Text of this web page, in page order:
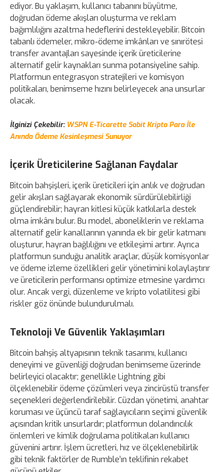
ediyor. Bu yaklaşım, kullanıcı tabanını büyütme,
doğrudan ödeme akışları oluşturma ve reklam
bağımlılığını azaltma hedeflerini destekleyebilir. Bitcoin
tabanlı ödemeler, mikro-ödeme imkânları ve sınırötesi
transfer avantajları sayesinde içerik üreticilerine
alternatif gelir kaynakları sunma potansiyeline sahip.
Platformun entegrasyon stratejileri ve komisyon
politikaları, benimseme hızını belirleyecek ana unsurlar
olacak.
İlginizi Çekebilir: WSPN E-Ticarette Sabit Kripto Para İle
Anında Ödeme Kesinleşmesi Sunuyor
İçerik Üreticilerine Sağlanan Faydalar
Bitcoin bahşişleri, içerik üreticileri için anlık ve doğrudan
gelir akışları sağlayarak ekonomik sürdürülebilirliği
güçlendirebilir; hayran kitlesi küçük katkılarla destek
olma imkânı bulur. Bu model, aboneliklerin ve reklama
alternatif gelir kanallarının yanında ek bir gelir katmanı
oluşturur, hayran bağlılığını ve etkileşimi artırır. Ayrıca
platformun sunduğu analitik araçlar, düşük komisyonlar
ve ödeme izleme özellikleri gelir yönetimini kolaylaştırır
ve üreticilerin performansı optimize etmesine yardımcı
olur. Ancak vergi, düzenleme ve kripto volatilitesi gibi
riskler göz önünde bulundurulmalı.
Teknoloji Ve Güvenlik Yaklaşımları
Bitcoin bahşiş altyapısının teknik tasarımı, kullanıcı
deneyimi ve güvenliği doğrudan benimseme üzerinde
belirleyici olacaktır; genellikle Lightning gibi
ölçeklenebilir ödeme çözümleri veya zincirüstü transfer
seçenekleri değerlendirilebilir. Cüzdan yönetimi, anahtar
koruması ve üçüncü taraf sağlayıcıların seçimi güvenlik
açısından kritik unsurlardır; platformun dolandırıcılık
önlemleri ve kimlik doğrulama politikaları kullanıcı
güvenini artırır. İşlem ücretleri, hız ve ölçeklenebilirlik
gibi teknik faktörler de Rumble’ın teklifinin rekabet